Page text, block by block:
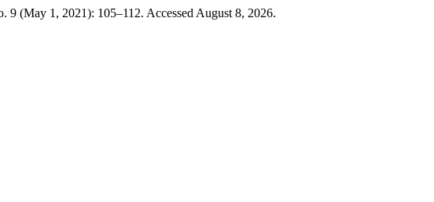
9 (May 1, 2021): 105–112. Accessed August 8, 2026.